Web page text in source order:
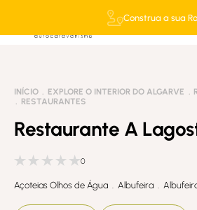
Construa a sua
INÍCIO EXPLORE O INTERIOR DO ALGARVE
RESTAURANTES
Restaurante A
0
Açoteias Olhos de Água . Albufeira .